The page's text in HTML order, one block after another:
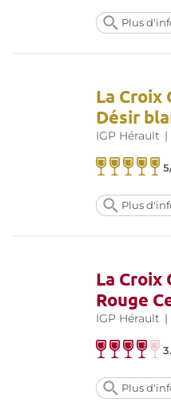
Plus
La Croix
Désir
IGP Hérault |
Plus
La Croix
Rouge
IGP Hérault |
Plus